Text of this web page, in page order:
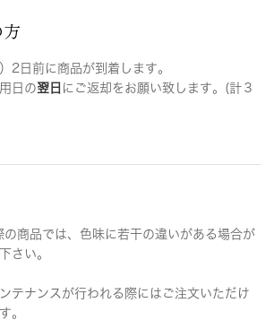
2日前に商品が到着します。
日の翌日 にご返却をお願い致します。(計３
商品では、色味に若干の違いがある場合が
さい。
テナンスが行われる際にはご注文いただけ
。